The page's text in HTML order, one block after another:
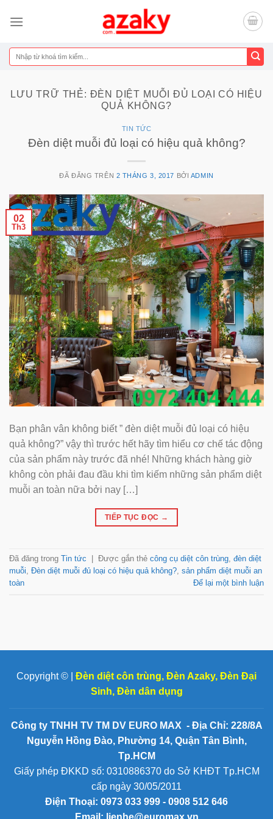
đến
dung
Tìm
kiếm:
LƯU TRỮ THẺ: ĐÈN DIỆT MUỖI ĐỦ LOẠI CÓ HIỆU
QUẢ KHÔNG?
TIN TỨC
Đèn diệt muỗi đủ loại có hiệu quả không?
ĐÃ ĐĂNG TRÊN 2 THÁNG 3, 2017 BỞI ADMIN
02
Th3
Bạn phân vân không biết ” đèn diệt muỗi đủ loại có hiệu
quả không?” vậy thì trước hết hãy tìm hiểu cơ chế tác động
của sản phẩm này trước đã nhé! Những khách hàng giờ
không còn phải đau đầu khi tìm kiếm những sản phẩm diệt
muỗi an toàn nữa bởi nay […]
TIẾP TỤC ĐỌC →
Đã đăng trong Tin tức Được gắn thẻ công cụ diệt côn trùng, đèn diệt
muỗi, Đèn diệt muỗi đủ loại có hiệu quả không?, sản phẩm diệt muỗi an
toàn
Để lại một bình luận
Copyright © | Đèn diệt côn trùng, Đèn Azaky, Đèn Đại
Sinh, Đèn dân dụng
Công ty TNHH TV TM DV EURO MAX - Địa Chỉ: 228/8A
Nguyễn Hồng Đào, Phường 14, Quận Tân Bình,
Tp.HCM
Giấy phép ĐKKD số: 0310886370 do Sở KHĐT Tp.HCM
cấp ngày 30/05/2011
Điện Thoại: 0973 033 999 - 0908 512 646
Email: lienhe@euromax.vn